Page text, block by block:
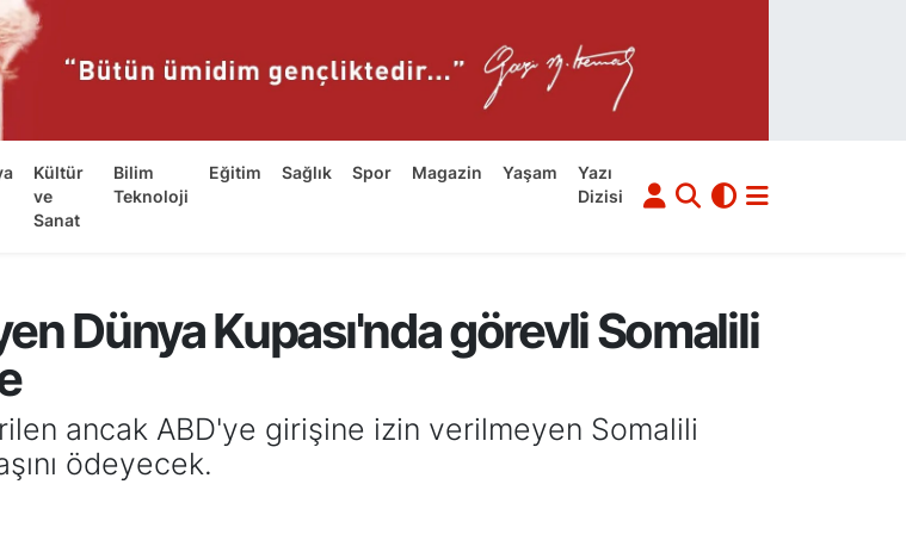
Kültür
ve
Sanat
Bilim
Teknoloji
Eğitim Sağlık Spor Magazin Yaşam
Yazı
Dizisi
Dünya Kupası'nda görevli Somalili
ancak ABD'ye girişine izin verilmeyen Somalili
ödeyecek.